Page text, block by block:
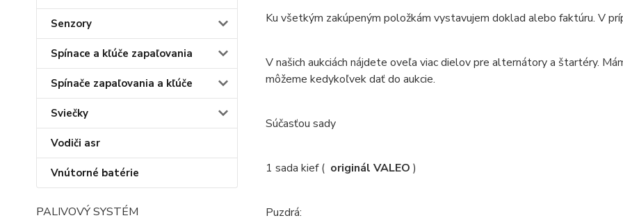
Senzory
Spínace a kľúče zapaľovania
Spínače zapaľovania a kľúče
Sviečky
Vodiči asr
Vnútorné batérie
PALIVOVÝ SYSTÉM
Ku všetkým zakúpeným položkám vystavujem doklad alebo faktúru. V
V našich aukciách nájdete oveľa viac dielov pre alternátory a štartéry.
môžeme kedykoľvek dať do aukcie.
Súčasťou sady
1 sada kief ( originál VALEO )
Puzdrá: